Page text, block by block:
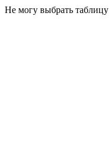
Не могу выбрать таблицу